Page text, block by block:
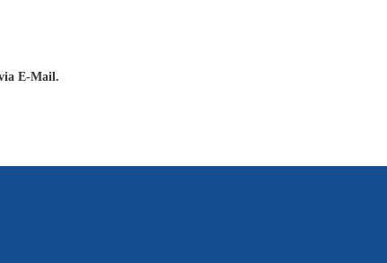
E-Mail.